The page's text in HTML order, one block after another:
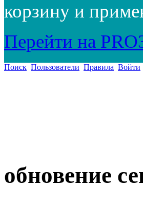
корзину и
Перейти на
Поиск Пользователи Правила Войти
обновение